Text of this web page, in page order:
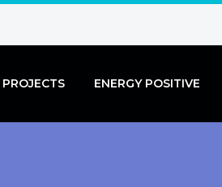
PROJECTS ENERGY POSITIVE